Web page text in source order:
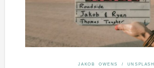
JAKOB OWENS / UNSPLASH